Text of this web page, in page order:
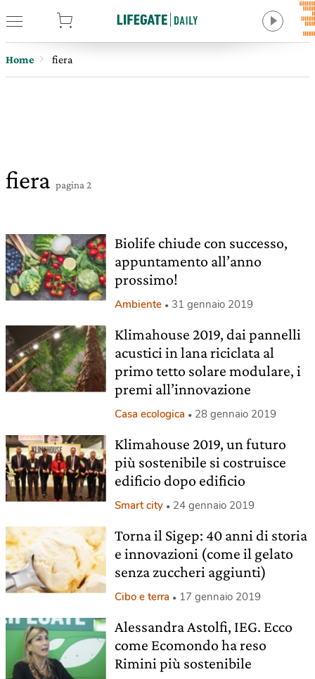
Home fiera
fiera pagina 2
Biolife chiude con successo,
appuntamento all’anno
prossimo!
Ambiente 31 gennaio 2019
Klimahouse 2019, dai pannelli
acustici in lana riciclata al
primo tetto solare modulare, i
premi all’innovazione
Casa ecologica 28 gennaio 2019
Klimahouse 2019, un futuro
più sostenibile si costruisce
edificio dopo edificio
Smart city 24 gennaio 2019
Torna il Sigep: 40 anni di storia
e innovazioni (come il gelato
senza zuccheri aggiunti)
Cibo e terra 17 gennaio 2019
Alessandra Astolfi, IEG. Ecco
come Ecomondo ha reso
Rimini più sostenibile